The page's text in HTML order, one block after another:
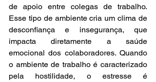
de apoio entre colegas de trabalho.
Esse tipo de ambiente cria um clima de
desconfiança e insegurança, que
impacta diretamente a saúde
emocional dos colaboradores. Quando
o ambiente de trabalho é caracterizado
pela hostilidade, o estresse é